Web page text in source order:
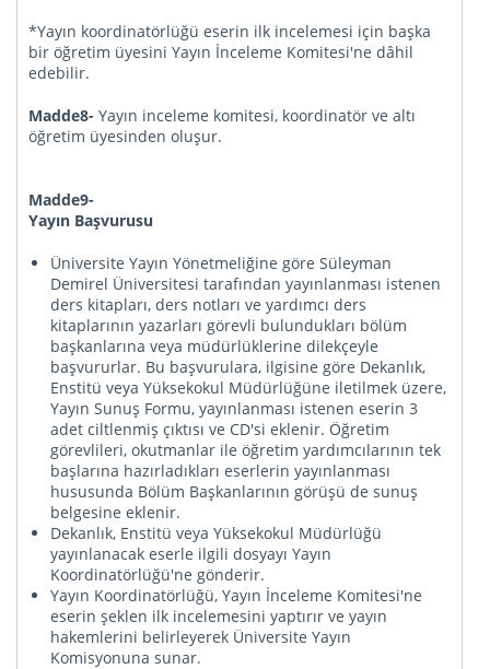
*Yayın koordinatörlüğü eserin ilk incelemesi için başka
bir öğretim üyesini Yayın İnceleme Komitesi'ne dâhil
edebilir.
Madde8- Yayın inceleme komitesi, koordinatör ve altı
öğretim üyesinden oluşur.
Madde9-
Yayın Başvurusu
Üniversite Yayın Yönetmeliğine göre Süleyman
Demirel Üniversitesi tarafından yayınlanması istenen
ders kitapları, ders notları ve yardımcı ders
kitaplarının yazarları görevli bulundukları bölüm
başkanlarına veya müdürlüklerine dilekçeyle
başvururlar. Bu başvurulara, ilgisine göre Dekanlık,
Enstitü veya Yüksekokul Müdürlüğüne iletilmek üzere,
Yayın Sunuş Formu, yayınlanması istenen eserin 3
adet ciltlenmiş çıktısı ve CD'si eklenir. Öğretim
görevlileri, okutmanlar ile öğretim yardımcılarının tek
başlarına hazırladıkları eserlerin yayınlanması
hususunda Bölüm Başkanlarının görüşü de sunuş
belgesine eklenir.
Dekanlık, Enstitü veya Yüksekokul Müdürlüğü
yayınlanacak eserle ilgili dosyayı Yayın
Koordinatörlüğü'ne gönderir.
Yayın Koordinatörlüğü, Yayın İnceleme Komitesi'ne
eserin şeklen ilk incelemesini yaptırır ve yayın
hakemlerini belirleyerek Üniversite Yayın
Komisyonuna sunar.